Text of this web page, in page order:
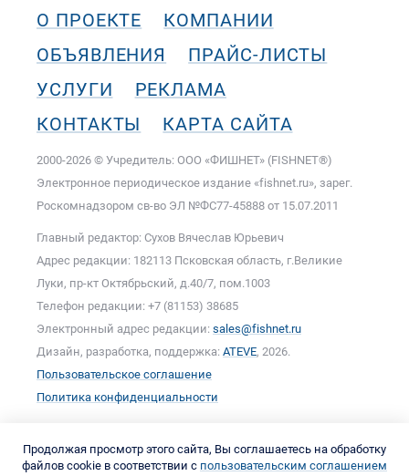
О ПРОЕКТЕ
КОМПАНИИ
ОБЪЯВЛЕНИЯ
ПРАЙС-ЛИСТЫ
УСЛУГИ
РЕКЛАМА
КОНТАКТЫ
КАРТА САЙТА
2000-2026 © Учредитель: ООО «ФИШНЕТ» (FISHNET®)
Электронное периодическое издание «fishnet.ru», зарег.
Роскомнадзором cв-во ЭЛ №ФС77-45888 от 15.07.2011
Главный редактор: Сухов Вячеслав Юрьевич
Адрес редакции: 182113 Псковская область, г.Великие
Луки, пр-кт Октябрьский, д.40/7, пом.1003
Телефон редакции: +7 (81153) 38685
Электронный адрес редакции: sales@fishnet.ru
Дизайн, разработка, поддержка: ATEVE, 2026.
Пользовательское соглашение
Политика конфиденциальности
Продолжая просмотр этого сайта, Вы соглашаетесь на обработку
файлов cookie в соответствии с пользовательским соглашением